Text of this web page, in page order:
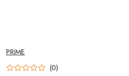
NAZWA
PRODUCENTA:
PRIME
(0)